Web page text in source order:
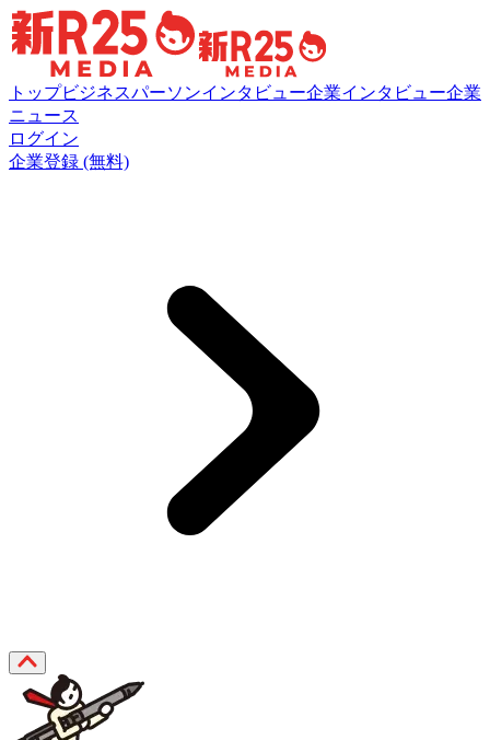
トップビジネスパーソンインタビュー企業インタビュー企業
ニュース
ログイン
企業登録 (無料)